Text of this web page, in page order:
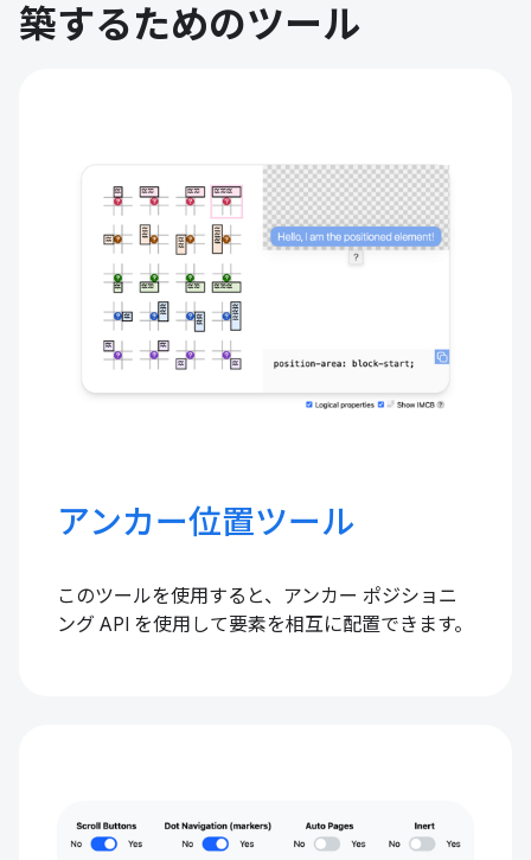
築するためのツール
アンカー位置ツール
このツールを使用すると、アンカー ポジショニ
ング API を使用して要素を相互に配置できます。